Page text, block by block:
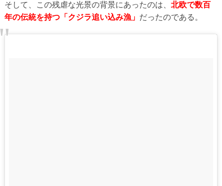
そして、この残虐な光景の背景にあったのは、 北欧で数百
年の伝統を持つ「クジラ追い込み漁」 だったのである。